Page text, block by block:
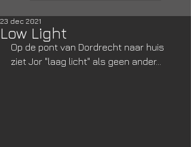
Low Light
23 dec 2021
Op de pont van Dordrecht naar huis
ziet Jor "laag licht" als geen ander...